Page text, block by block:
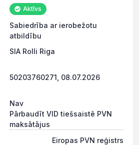
Aktīvs
Sabiedrība ar ierobežotu
atbildību
SIA Rolli Riga
50203760271, 08.07.2026
Nav
Pārbaudīt VID tiešsaistē PVN
maksātājus
Eiropas PVN reģistrs